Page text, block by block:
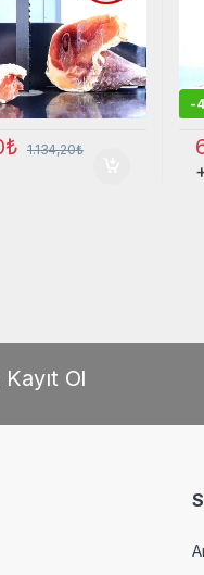
₺ 1.134,20₺
-
Ol